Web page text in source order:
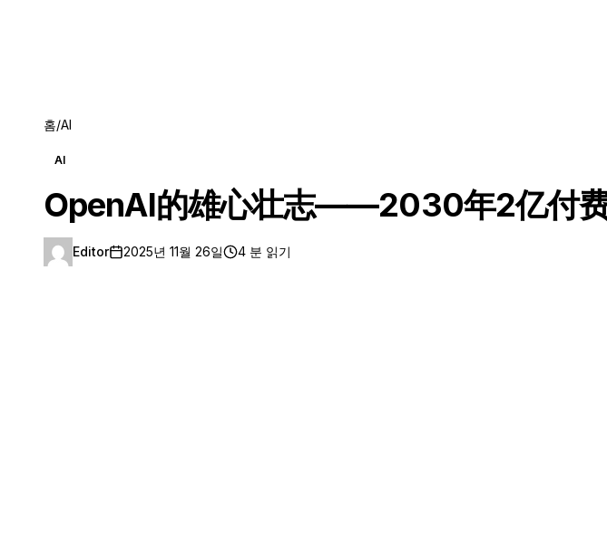
홈/AI
AI
OpenAI的雄心壮志——2030年2亿付
Editor 2025년 11월 26일 4 분 읽기